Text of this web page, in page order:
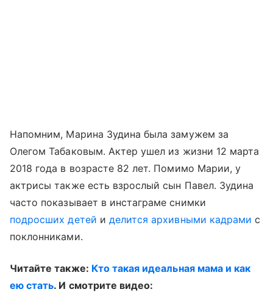
Напомним, Марина Зудина была замужем за
Олегом Табаковым. Актер ушел из жизни 12 марта
2018 года в возрасте 82 лет. Помимо Марии, у
актрисы также есть взрослый сын Павел. Зудина
часто показывает в инстаграме снимки
подросших детей и делится архивными кадрами с
поклонниками.
Читайте также: Кто такая идеальная мама и как
ею стать. И смотрите видео: